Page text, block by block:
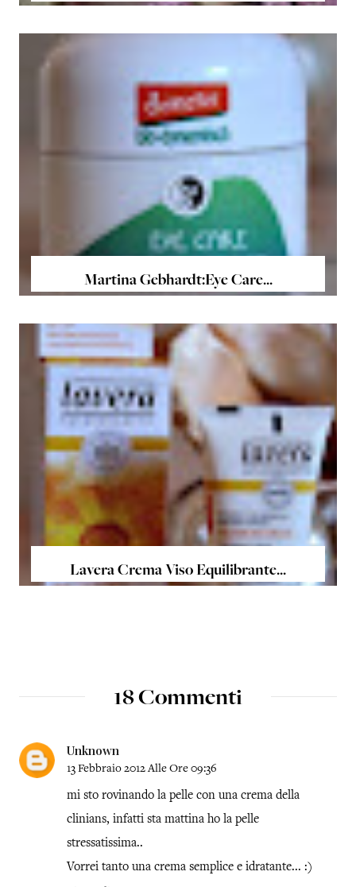
Martina Gebhardt:Eye Care...
Lavera Crema Viso Equilibrante...
18 Commenti
Unknown
13 Febbraio 2012 Alle Ore 09:36
mi sto rovinando la pelle con una crema della
clinians, infatti sta mattina ho la pelle
stressatissima..
Vorrei tanto una crema semplice e idratante... :)